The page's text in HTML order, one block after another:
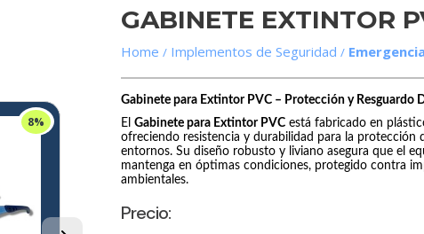
8%
IRON-X
LENTE DE
SEGURIDAD IRON-
X IX01
IRON-X
GABINETE EXTINTOR
Implementos de Seguridad
Gabinete para Extintor PVC – Protección y Resguardo
ElGabinete para Extintor PVC está fabricado en
ofreciendo resistencia y durabilidad para la protección
entornos. Su diseño robusto y liviano asegura que el
mantenga en óptimas condiciones, protegido contra
ambientales.
Precio: